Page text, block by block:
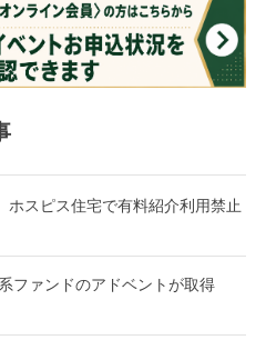
スピス住宅で有料紹介利用禁止
ファンドのアドベントが取得